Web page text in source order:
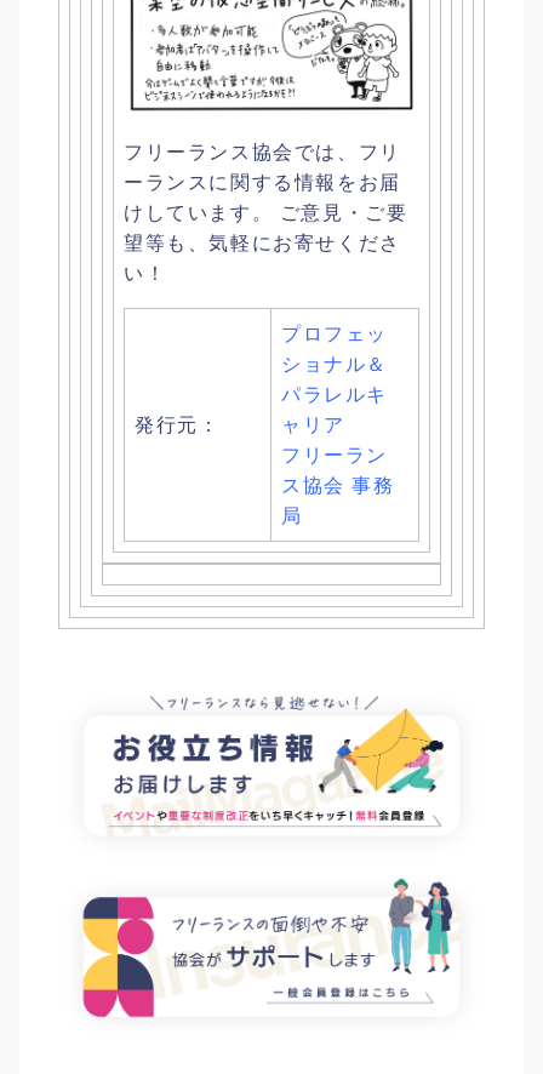
フリーランス協会では、 フリ
ーランスに関する情報をお届
けしています。 ご意見・ご要
望等も、気軽にお寄せくださ
い！
発行元：
プロフェッ
ショナル＆
パラレルキ
ャリア
フリーラン
ス協会 事務
局